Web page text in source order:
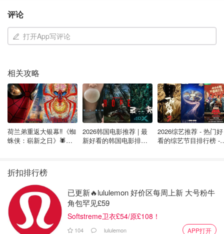
官网有提供一套标准的Fragrance Combining Menu，教大
家混搭不同类别的香氛，味道清新点？气味温暖点？Fresh--
->Warm 都能尽情做参考！不过偷偷说，混香这件事很看个
评论
打开App写评论
相关攻略
荷兰弟重返大银幕‼️《蜘
蛛侠：崭新之日》🕷️北
2026韩国电影推荐 | 最
新好看的韩国电影排行
2026综艺推荐 - 热门好
看的综艺节目排行榜 -
折扣排行榜
已更新🔥lululemon 好价区每周上新 大号粉牛
角包罕见£59
Softstreme卫衣£54/原£108！
104 lululemon APP打开